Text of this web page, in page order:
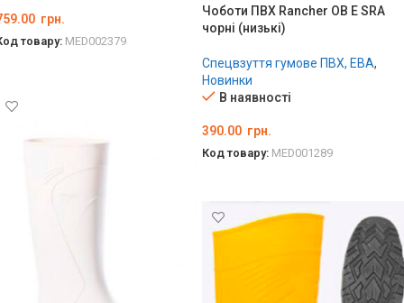
грн.
товару: MED002379
Чоботи ПВХ Rancher OB E SRA
чорні (низькі)
Спецвзуття гумове ПВХ, ЕВА,
Новинки
В наявності
390.00 грн.
Код товару: MED001289